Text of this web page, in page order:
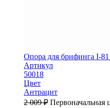
Опора для брифинга I-81
Артикул
50018
Цвет
Антрацит
2 009₽ Первоначальная